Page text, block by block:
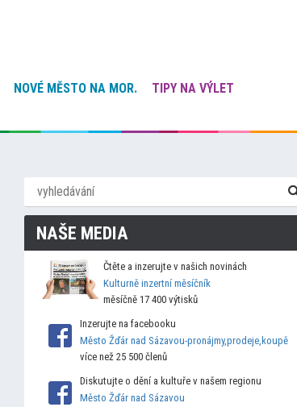
NOVÉ MĚSTO NA MOR.
TIPY NA VÝLET
NAŠE MEDIA
Čtěte a inzerujte v našich novinách
Kulturně inzertní měsíčník
měsíčně 17 400 výtisků
Inzerujte na facebooku
Město Žďár nad Sázavou-pronájmy,prodeje,koupě
více než 25 500 členů
Diskutujte o dění a kultuře v našem regionu
Město Žďár nad Sázavou